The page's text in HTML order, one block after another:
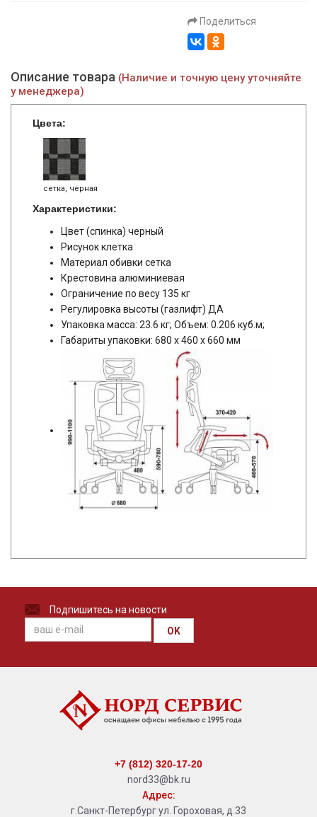
Поделиться
Описание товара (Наличие и точную цену уточняйте
у менеджера)
Цвета:
сетка, черная
Характеристики:
Цвет (спинка) черный
Рисунок клетка
Материал обивки сетка
Крестовина алюминиевая
Ограничение по весу 135 кг
Регулировка высоты (газлифт) ДА
Упаковка масса: 23.6 кг; Объем: 0.206 куб.м;
Габариты упаковки: 680 x 460 x 660 мм
Подпишитесь на новости
OK
+7 (812) 320-17-20
nord33@bk.ru
Адрес:
г.Санкт-Петербург ул. Гороховая, д.33